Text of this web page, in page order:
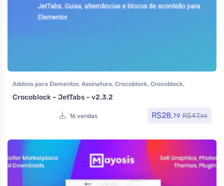
Addons para Elementor, Assinatura, Crocoblock, Crocoblock,
Elementor Pro
Plugins , Todos os itens
Crocoblock – JetTabs – v2.3.2
16 vendas R$28,79 R$47,99